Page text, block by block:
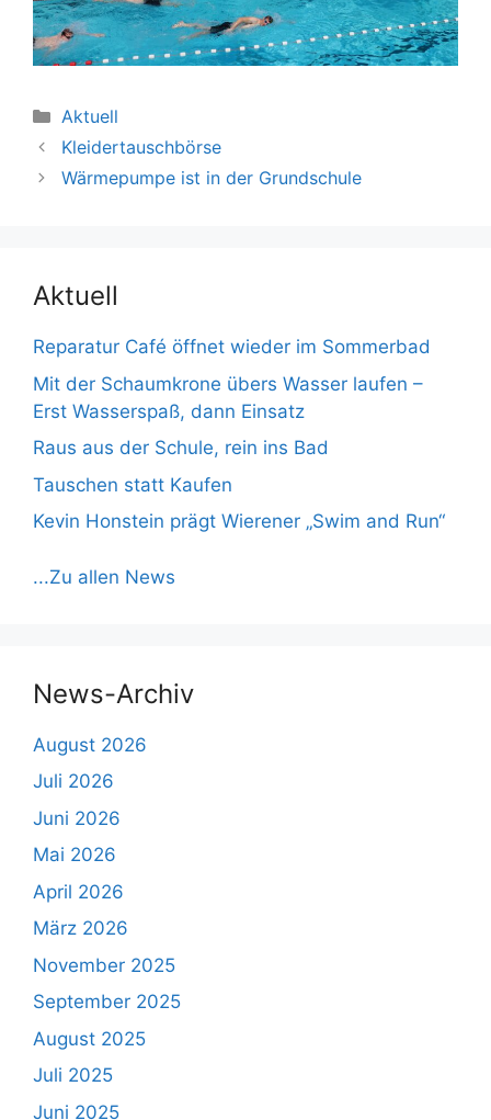
Kategorien
Aktuell
Kleidertauschbörse
Wärmepumpe ist in der Grundschule
Aktuell
Reparatur Café öffnet wieder im Sommerbad
Mit der Schaumkrone übers Wasser laufen –
Erst Wasserspaß, dann Einsatz
Raus aus der Schule, rein ins Bad
Tauschen statt Kaufen
Kevin Honstein prägt Wierener „Swim and Run“
...Zu allen News
News-Archiv
August 2026
Juli 2026
Juni 2026
Mai 2026
April 2026
März 2026
November 2025
September 2025
August 2025
Juli 2025
Juni 2025